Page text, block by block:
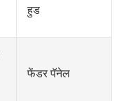
हुड
फेंडर पॅनेल